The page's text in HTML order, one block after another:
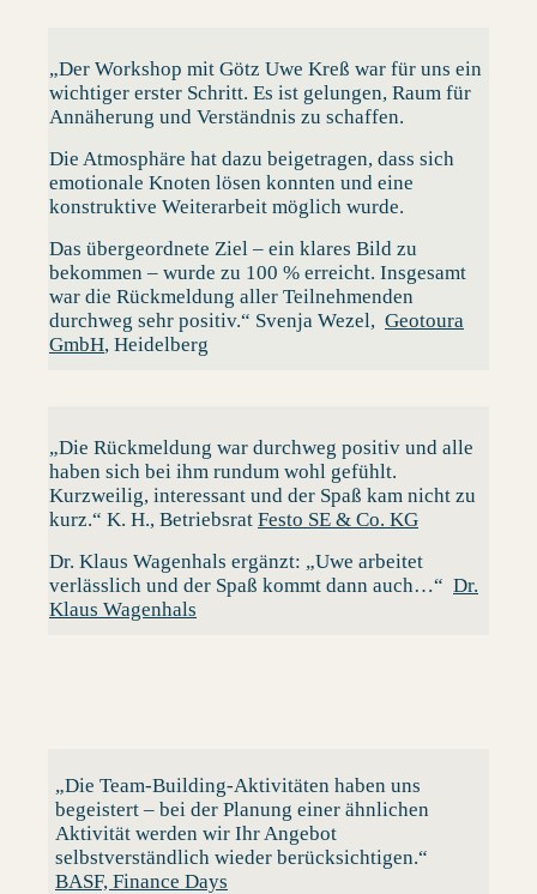
„Der Workshop mit Götz Uwe Kreß war für uns ein
wichtiger erster Schritt. Es ist gelungen, Raum für
Annäherung und Verständnis zu schaffen.
Die Atmosphäre hat dazu beigetragen, dass sich
emotionale Knoten lösen konnten und eine
konstruktive Weiterarbeit möglich wurde.
Das übergeordnete Ziel – ein klares Bild zu
bekommen – wurde zu 100 % erreicht. Insgesamt
war die Rückmeldung aller Teilnehmenden
durchweg sehr positiv.“ Svenja Wezel, Geotoura
GmbH, Heidelberg
„Die Rückmeldung war durchweg positiv und alle
haben sich bei ihm rundum wohl gefühlt.
Kurzweilig, interessant und der Spaß kam nicht zu
kurz.“ K. H., Betriebsrat Festo SE & Co. KG
Dr. Klaus Wagenhals ergänzt: „Uwe arbeitet
verlässlich und der Spaß kommt dann auch…“ Dr.
Klaus Wagenhals
„Die Team-Building-Aktivitäten haben uns
begeistert – bei der Planung einer ähnlichen
Aktivität werden wir Ihr Angebot
selbstverständlich wieder berücksichtigen.“
BASF, Finance Days